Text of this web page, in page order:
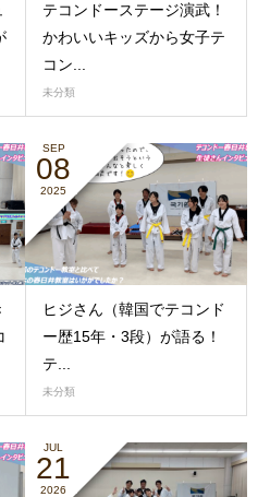
テコンドーステージ演武！
かわいいキッズから女子テ
コン...
未分類
SEP
08
2025
ヒジさん（韓国でテコンド
ー歴15年・3段）が語る！
テ...
未分類
JUL
21
2026